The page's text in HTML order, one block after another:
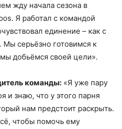
жду начала сезона в
Я работал с командой
единение – как с
серьёзно готовимся к
добьёмся своей цели».
команды: «Я уже пару
и знаю, что у этого парня
нам предстоит раскрыть.
чтобы помочь ему